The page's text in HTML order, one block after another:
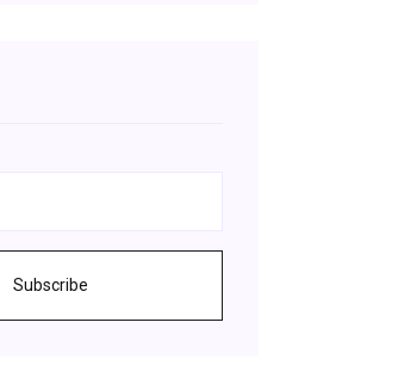
Subscribe